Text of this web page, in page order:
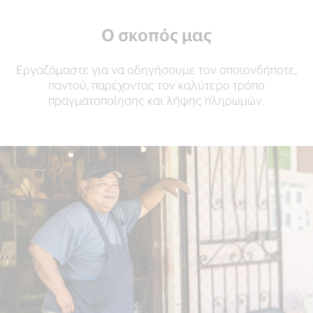
Ο σκοπός μας
Εργαζόμαστε για να οδηγήσουμε τον οποιονδήποτε,
παντού, παρέχοντας τον καλύτερο τρόπο
πραγματοποίησης και λήψης πληρωμών.